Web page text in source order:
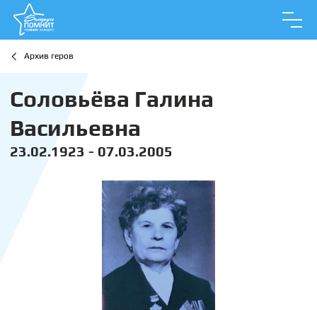
Архив геров
Соловьёва Галина
Васильевна
23.02.1923 - 07.03.2005